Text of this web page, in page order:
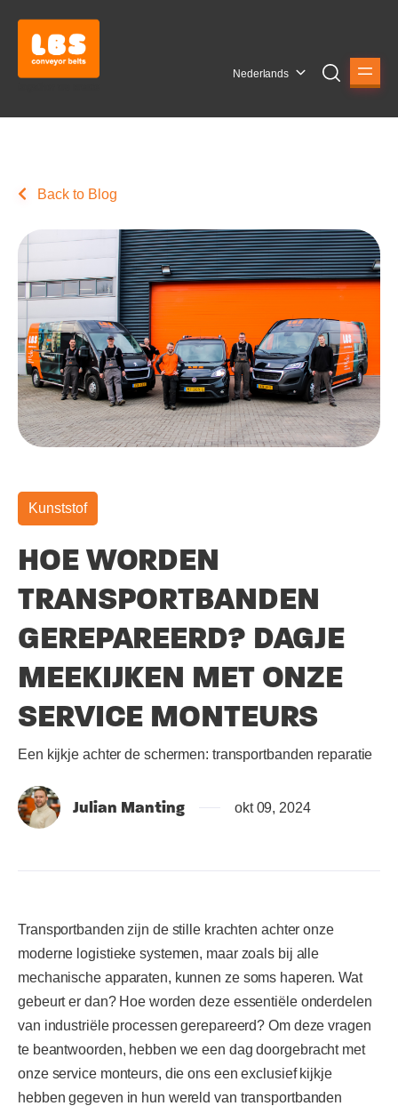
Nederlands
Back to Blog
Kunststof
HOE WORDEN
TRANSPORTBANDEN
GEREPAREERD? DAGJE
MEEKIJKEN MET ONZE
SERVICE MONTEURS
Een kijkje achter de schermen: transportbanden reparatie
Julian Manting okt 09, 2024
Transportbanden zijn de stille krachten achter onze
moderne logistieke systemen, maar zoals bij alle
mechanische apparaten, kunnen ze soms haperen. Wat
gebeurt er dan? Hoe worden deze essentiële onderdelen
van industriële processen gerepareerd? Om deze vragen
te beantwoorden, hebben we een dag doorgebracht met
onze service monteurs, die ons een exclusief kijkje
hebben gegeven in hun wereld van transportbanden